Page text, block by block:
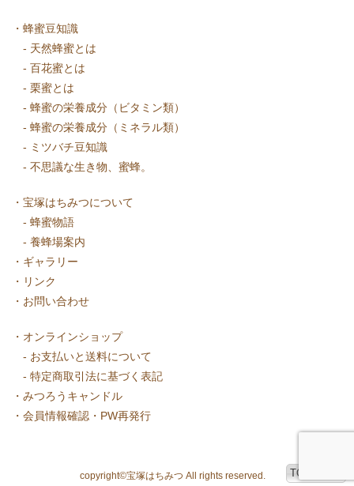
TOPへ戻る
・ 蜂蜜豆知識
- 天然蜂蜜とは
- 百花蜜とは
- 栗蜜とは
- 蜂蜜の栄養成分（ビタミン類）
- 蜂蜜の栄養成分（ミネラル類）
- ミツバチ豆知識
- 不思議な生き物、蜜蜂。
・ 宝塚はちみつについて
- 蜂蜜物語
- 養蜂場案内
・ ギャラリー
・ リンク
・ お問い合わせ
・ オンラインショップ
- お支払いと送料について
- 特定商取引法に基づく表記
・ みつろうキャンドル
・ 会員情報確認・PW再発行
copyright©宝塚はちみつ All rights reserved.